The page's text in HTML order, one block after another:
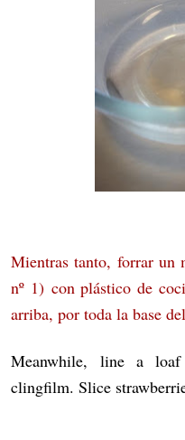
Mientras tanto, forrar un
nº 1) con plástico de
arriba, por toda la base
Meanwhile, line a
clingfilm. Slice